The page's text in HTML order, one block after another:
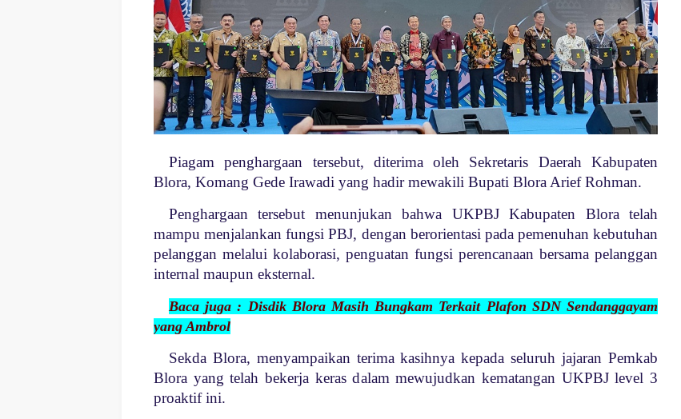
Piagam penghargaan tersebut, diterima oleh Sekretaris Daerah Kabupaten
Blora, Komang Gede Irawadi yang hadir mewakili Bupati Blora Arief Rohman.
Penghargaan tersebut menunjukan bahwa UKPBJ Kabupaten Blora telah
mampu menjalankan fungsi PBJ, dengan berorientasi pada pemenuhan kebutuhan
pelanggan melalui kolaborasi, penguatan fungsi perencanaan bersama pelanggan
internal maupun eksternal.
Baca juga : Disdik Blora Masih Bungkam Terkait Plafon SDN Sendanggayam
yang Ambrol
Sekda Blora, menyampaikan terima kasihnya kepada seluruh jajaran Pemkab
Blora yang telah bekerja keras dalam mewujudkan kematangan UKPBJ level 3
proaktif ini.